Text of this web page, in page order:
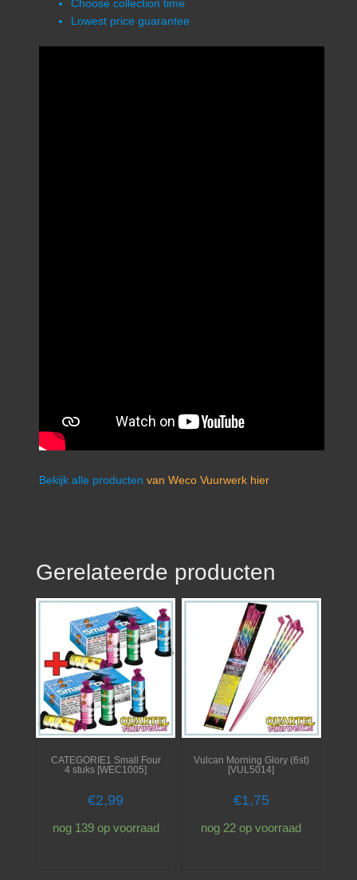
Choose collection time
Lowest price guarantee
Bekijk alle producten van Weco Vuurwerk hier
Gerelateerde producten
CATEGORIE1 Small Four
4 stuks [WEC1005]
€2,99
nog 139 op voorraad
Vulcan Morning Glory (6st)
[VUL5014]
€1,75
nog 22 op voorraad